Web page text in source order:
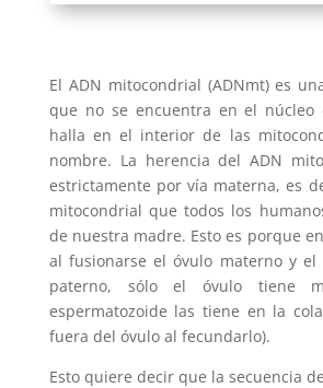
El ADN mitocondrial (ADNmt) es
que no se encuentra en el núcleo
halla en el interior de las
nombre. La herencia del ADN
estrictamente por vía materna, es
mitocondrial que todos los
de nuestra madre. Esto es porque
al fusionarse el óvulo materno y el
paterno, sólo el óvulo tiene
espermatozoide las tiene en la
fuera del óvulo al fecundarlo).
Esto quiere decir que la secuencia